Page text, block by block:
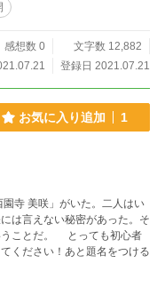
感想数 0
文字数 12,882
登録日 2021.07.21
お気に入り追加 1
寺 美咲」がいた。二人はい
は言えない秘密があった。そ
うことだ。 とっても初心者
ください！あと題名をつける